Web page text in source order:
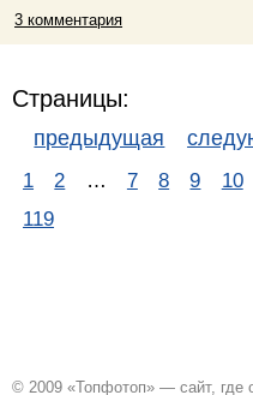
3 комментария
Страницы:
предыдущая
1 2 … 7 8 9
10
119
© 2009 «Топфотоп» — сайт, где